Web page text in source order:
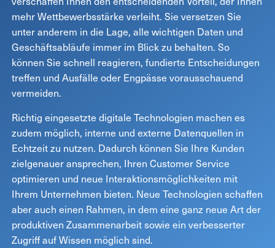
mehr Wettbewerbsstärke verleiht. Sie versetzen Sie
unter anderem in die Lage, alle wichtigen Daten und
Geschäftsabläufe immer im Blick zu behalten. So
können Sie schnell reagieren, fundierte Entscheidungen
treffen und Ausfälle oder Engpässe vorausschauend
vermeiden.
Richtig eingesetzte digitale Technologien machen es
zudem möglich, interne und externe Datenquellen in
Echtzeit zu nutzen. Dadurch können Sie Ihre Kunden
zielgenauer ansprechen, Ihren Customer Service
optimieren und neue Interaktionsmöglichkeiten mit
Ihrem Unternehmen bieten. Neue Technologien schaffen
aber auch einen Rahmen, in dem eine ganz neue Art der
produktiven Zusammenarbeit sowie ein verbesserter
Zugriff auf Wissen möglich sind.